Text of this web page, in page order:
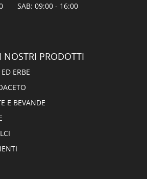
SAB: 09:00 - 16:00
NOSTRI PRODOTTI
ERBE
E BEVANDE